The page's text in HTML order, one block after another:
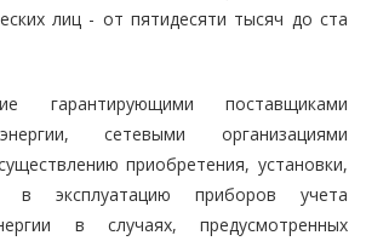
лиц - от пятидесяти тысяч до ста
гарантирующими поставщиками
сетевыми организациями
приобретения, установки,
в эксплуатацию приборов учета
в случаях, предусмотренных